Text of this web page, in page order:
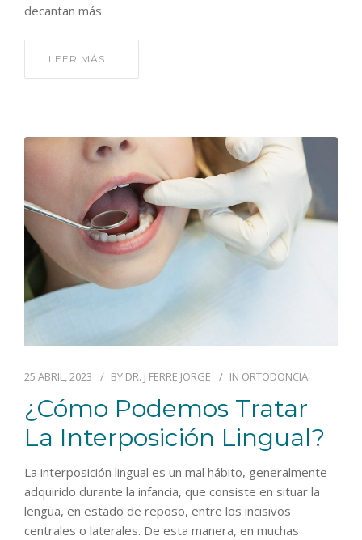
decantan más
LEER MÁS...
25 ABRIL, 2023 BY DR. J FERRE JORGE IN ORTODONCIA
¿Cómo Podemos Tratar
La Interposición Lingual?
La interposición lingual es un mal hábito, generalmente
adquirido durante la infancia, que consiste en situar la
lengua, en estado de reposo, entre los incisivos
centrales o laterales. De esta manera, en muchas